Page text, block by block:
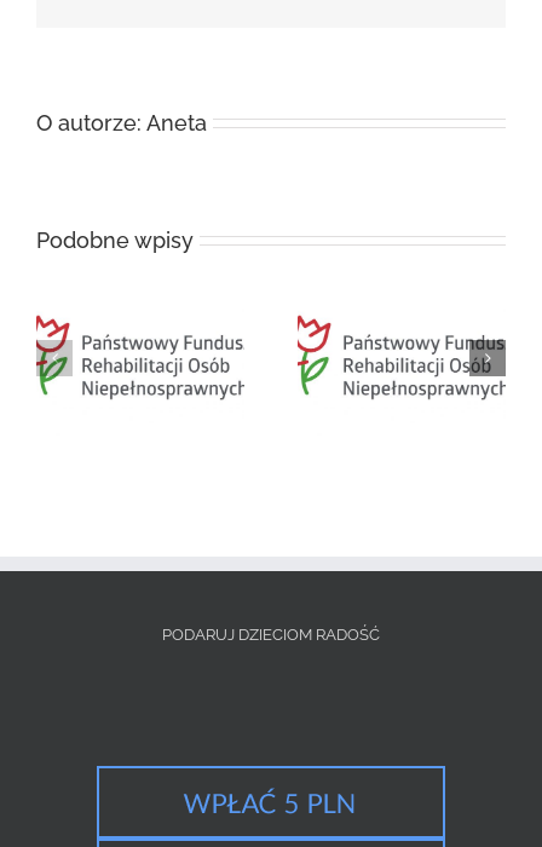
O autorze: Aneta
Podobne wpisy
Projekt TRAMPOLINA
dla osób z
niepełnosprawnością
Bezpłatne diagnozy i
konsultacje dla
mieszkańców Płocka
PODARUJ DZIECIOM RADOŚĆ